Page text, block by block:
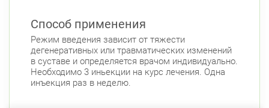
Способ применения
Режим введения зависит от тяжести
дегенеративных или травматических изменений
в суставе и определяется врачом индивидуально.
Необходимо 3 иньекции на курс лечения. Одна
инъекция раз в неделю.